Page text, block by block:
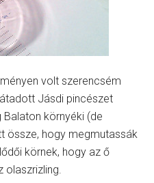
volt szerencsém
Jásdi pincészet
Balaton környéki (de
össze, hogy megmutassák
körnek, hogy az ő
olaszrizling.